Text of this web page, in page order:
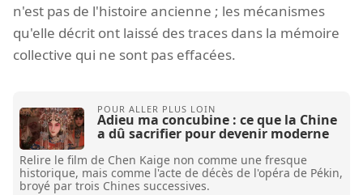
n'est pas de l'histoire ancienne ; les mécanismes
qu'elle décrit ont laissé des traces dans la mémoire
collective qui ne sont pas effacées.
Adieu ma concubine : ce que la Chine
a dû sacrifier pour devenir moderne
Relire le film de Chen Kaige non comme une fresque
historique, mais comme l'acte de décès de l'opéra de Pékin,
broyé par trois Chines successives.